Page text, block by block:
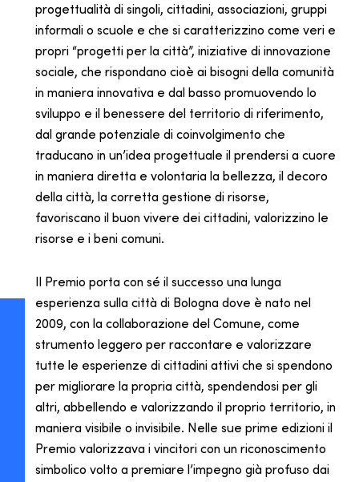
progettualità di singoli, cittadini, associazioni, gruppi
informali o scuole e che si caratterizzino come veri e
propri “progetti per la città”, iniziative di innovazione
sociale, che rispondano cioè ai bisogni della comunità
in maniera innovativa e dal basso promuovendo lo
sviluppo e il benessere del territorio di riferimento,
dal grande potenziale di coinvolgimento che
traducano in un’idea progettuale il prendersi a cuore
in maniera diretta e volontaria la bellezza, il decoro
della città, la corretta gestione di risorse,
favoriscano il buon vivere dei cittadini, valorizzino le
risorse e i beni comuni.
Il Premio porta con sé il successo una lunga
esperienza sulla città di Bologna dove è nato nel
2009, con la collaborazione del Comune, come
strumento leggero per raccontare e valorizzare
tutte le esperienze di cittadini attivi che si spendono
per migliorare la propria città, spendendosi per gli
altri, abbellendo e valorizzando il proprio territorio, in
maniera visibile o invisibile. Nelle sue prime edizioni il
Premio valorizzava i vincitori con un riconoscimento
simbolico volto a premiare l’impegno già profuso dai